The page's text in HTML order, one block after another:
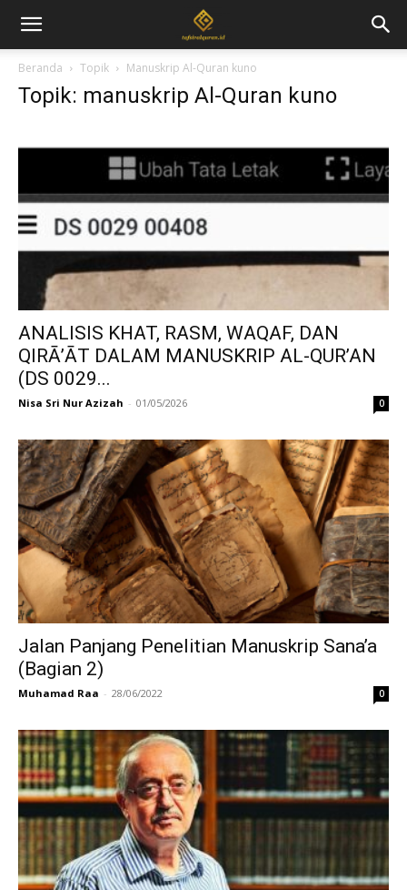
Beranda Topik Manuskrip Al-Quran kuno
Topik: manuskrip Al-Quran kuno
ANALISIS KHAT, RASM, WAQAF, DAN
QIRĀ’ĀT DALAM MANUSKRIP AL-QUR’AN
(DS 0029...
Nisa Sri Nur Azizah - 01/05/2026 0
Jalan Panjang Penelitian Manuskrip Sana’a
(Bagian 2)
Muhamad Raa - 28/06/2022 0